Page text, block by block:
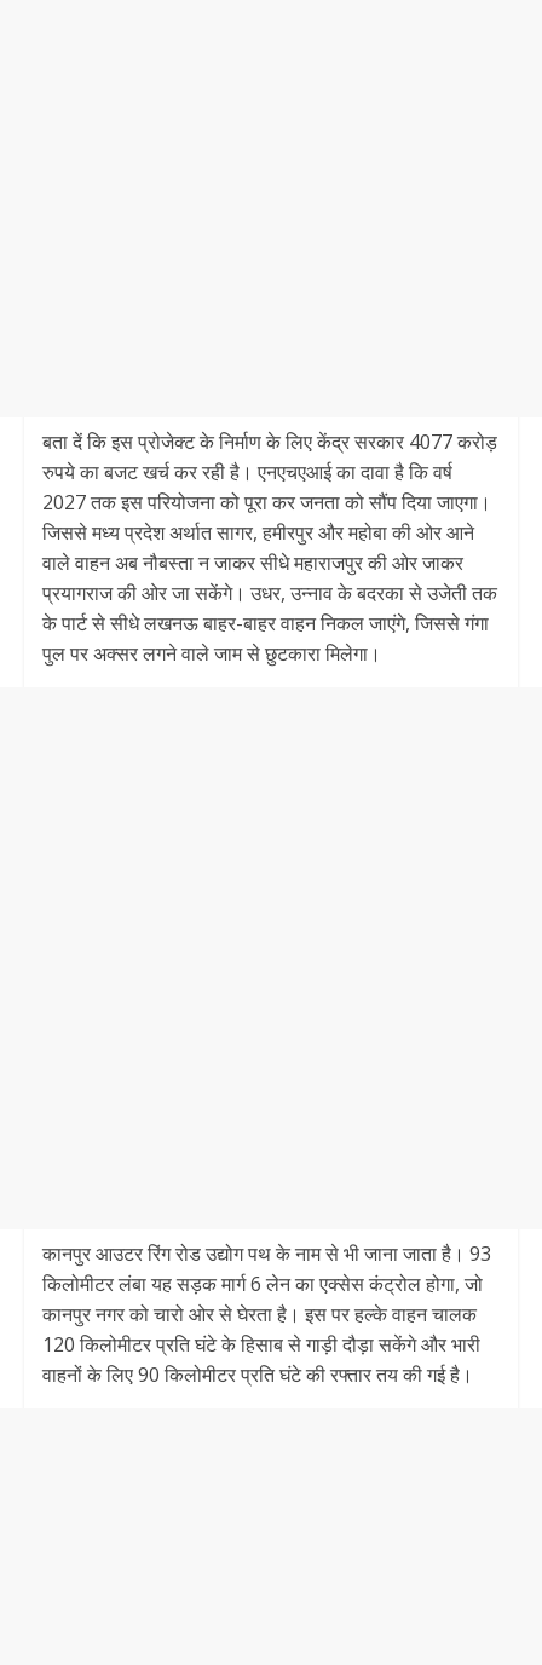
बता दें कि इस प्रोजेक्ट के निर्माण के लिए केंद्र सरकार 4077 करोड़
रुपये का बजट खर्च कर रही है। एनएचएआई का दावा है कि वर्ष
2027 तक इस परियोजना को पूरा कर जनता को सौंप दिया जाएगा।
जिससे मध्य प्रदेश अर्थात सागर, हमीरपुर और महोबा की ओर आने
वाले वाहन अब नौबस्ता न जाकर सीधे महाराजपुर की ओर जाकर
प्रयागराज की ओर जा सकेंगे। उधर, उन्नाव के बदरका से उजेती तक
के पार्ट से सीधे लखनऊ बाहर-बाहर वाहन निकल जाएंगे, जिससे गंगा
पुल पर अक्सर लगने वाले जाम से छुटकारा मिलेगा।
कानपुर आउटर रिंग रोड उद्योग पथ के नाम से भी जाना जाता है। 93
किलोमीटर लंबा यह सड़क मार्ग 6 लेन का एक्सेस कंट्रोल होगा, जो
कानपुर नगर को चारो ओर से घेरता है। इस पर हल्के वाहन चालक
120 किलोमीटर प्रति घंटे के हिसाब से गाड़ी दौड़ा सकेंगे और भारी
वाहनों के लिए 90 किलोमीटर प्रति घंटे की रफ्तार तय की गई है।